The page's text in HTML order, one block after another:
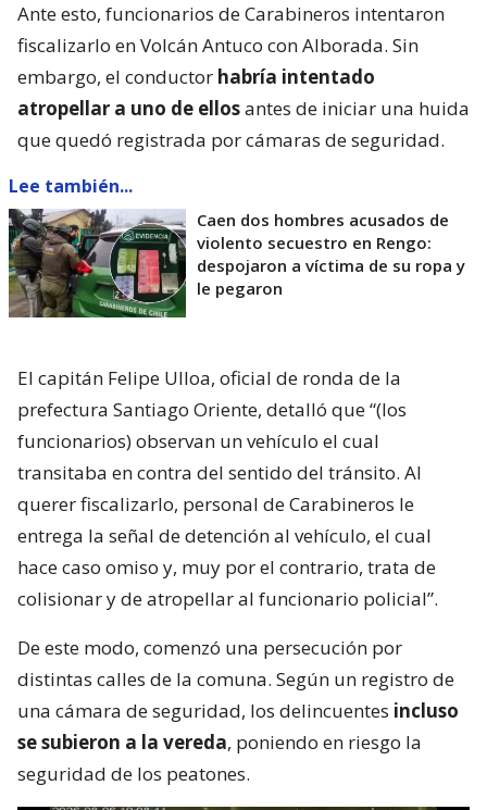
Ante esto, funcionarios de Carabineros intentaron
fiscalizarlo en Volcán Antuco con Alborada. Sin
embargo, el conductor habría intentado
atropellar a uno de ellosantes de iniciar una huida
que quedó registrada por cámaras de seguridad.
Lee también...
Caen dos hombres acusados de
violento secuestro en Rengo:
despojaron a víctima de su ropa y
le pegaron
El capitán Felipe Ulloa, oficial de ronda de la
prefectura Santiago Oriente, detalló que “(los
funcionarios) observan un vehículo el cual
transitaba en contra del sentido del tránsito. Al
querer fiscalizarlo, personal de Carabineros le
entrega la señal de detención al vehículo, el cual
hace caso omiso y, muy por el contrario, trata de
colisionar y de atropellar al funcionario policial”.
De este modo, comenzó una persecución por
distintas calles de la comuna. Según un registro de
una cámara de seguridad, los delincuentes incluso
se subieron a la vereda, poniendo en riesgo la
seguridad de los peatones.